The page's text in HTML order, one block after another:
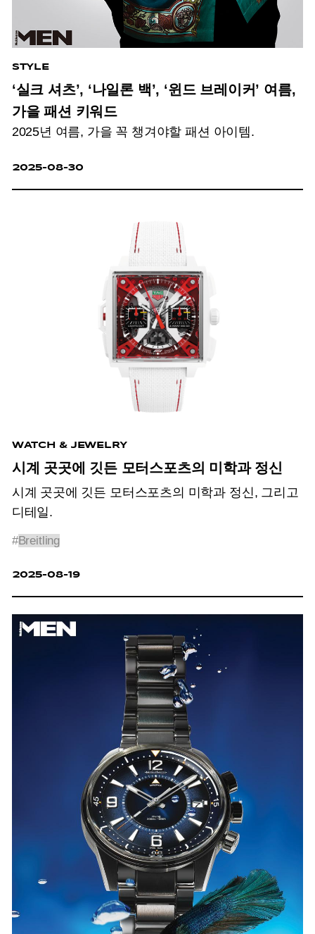
STYLE
‘실크 셔츠’, ‘나일론 백’, ‘윈드 브레이커’ 여름,
가을 패션 키워드
2025년 여름, 가을 꼭 챙겨야할 패션 아이템.
2025-08-30
WATCH & JEWELRY
시계 곳곳에 깃든 모터스포츠의 미학과 정신
시계 곳곳에 깃든 모터스포츠의 미학과 정신, 그리고
디테일.
#Breitling
2025-08-19